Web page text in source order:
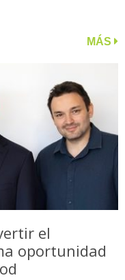
MÁS
el
oportunidad